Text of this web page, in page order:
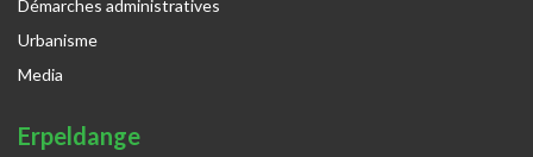
Démarches administratives
Urbanisme
Media
Erpeldange